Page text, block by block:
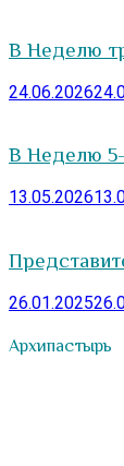
В Неделю
24.06.2026
В Неделю 5-
13.05.2026
26.01.2025
Архипастырь